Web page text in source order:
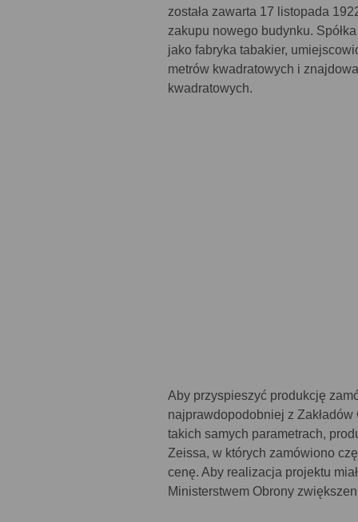
została zawarta 17 listopada
zakupu nowego budynku.
jako fabryka tabakier,
metrów kwadratowych i
kwadratowych.
Aby przyspieszyć produkcję
najprawdopodobniej z
takich samych parametrach,
Zeissa, w których zamówiono
cenę. Aby realizacja projektu
Ministerstwem Obrony